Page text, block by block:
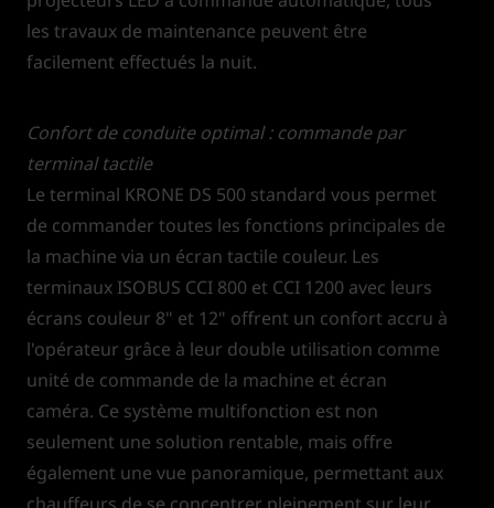
les travaux de maintenance peuvent être
facilement effectués la nuit.
Confort de conduite optimal : commande par
terminal tactile
Le terminal KRONE DS 500 standard vous permet
de commander toutes les fonctions principales de
la machine via un écran tactile couleur. Les
terminaux ISOBUS CCI 800 et CCI 1200 avec leurs
écrans couleur 8" et 12" offrent un confort accru à
l'opérateur grâce à leur double utilisation comme
unité de commande de la machine et écran
caméra. Ce système multifonction est non
seulement une solution rentable, mais offre
également une vue panoramique, permettant aux